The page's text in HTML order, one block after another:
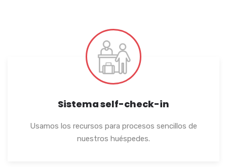
Sistema self-check-in
Usamos los recursos para procesos sencillos de
nuestros huéspedes.